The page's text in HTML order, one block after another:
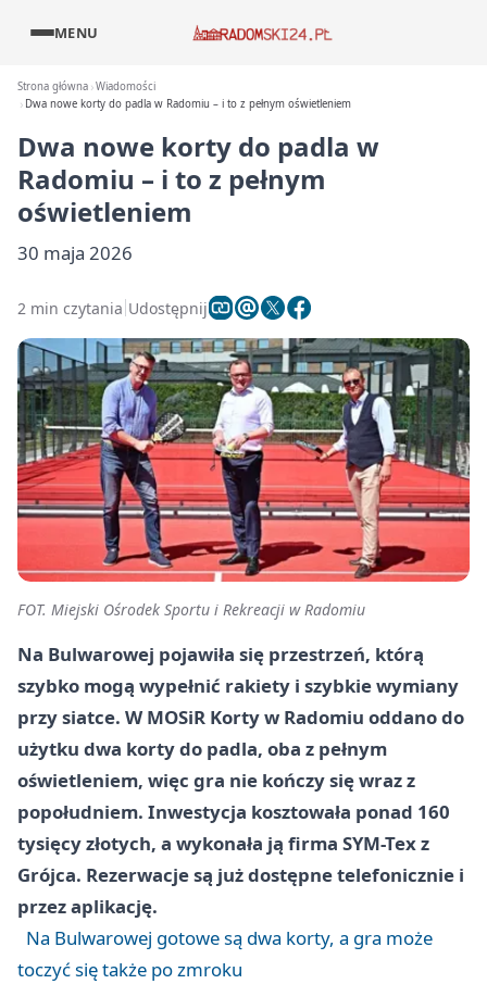
MENU
Strona główna Wiadomości
Dwa nowe korty do padla w Radomiu – i to z pełnym oświetleniem
Dwa nowe korty do padla w
Radomiu – i to z pełnym
oświetleniem
30 maja 2026
2 min czytania Udostępnij
FOT. Miejski Ośrodek Sportu i Rekreacji w Radomiu
Na Bulwarowej pojawiła się przestrzeń, którą
szybko mogą wypełnić rakiety i szybkie wymiany
przy siatce. W MOSiR Korty w Radomiu oddano do
użytku dwa korty do padla, oba z pełnym
oświetleniem, więc gra nie kończy się wraz z
popołudniem. Inwestycja kosztowała ponad 160
tysięcy złotych, a wykonała ją firma SYM-Tex z
Grójca. Rezerwacje są już dostępne telefonicznie i
przez aplikację.
Na Bulwarowej gotowe są dwa korty, a gra może
toczyć się także po zmroku